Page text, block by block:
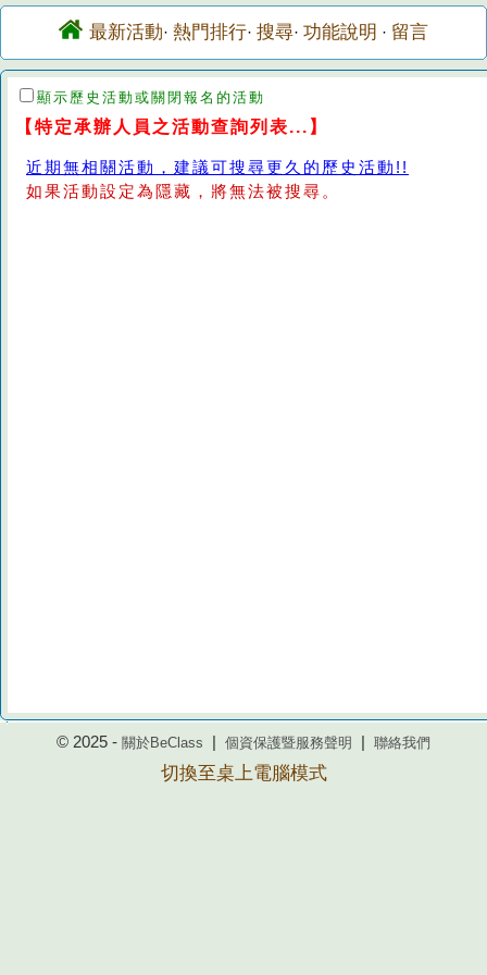
最新活動· 熱門排行· 搜尋· 功能說明 · 留言
顯示歷史活動或關閉報名的活動
【特定承辦人員之活動查詢列表...】
近期無相關活動，建議可搜尋更久的歷史活動!!
如果活動設定為隱藏，將無法被搜尋。
© 2025 - 關於BeClass 個資保護暨服務聲明 聯絡我們
切換至桌上電腦模式